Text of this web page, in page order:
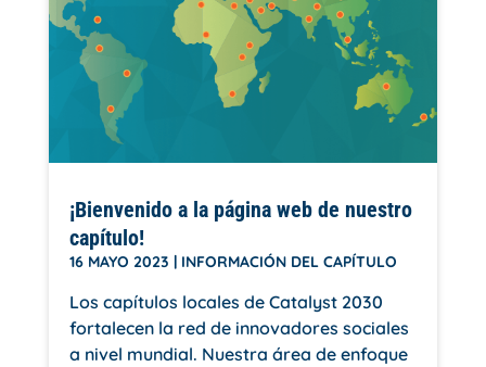
¡Bienvenido a la página web de nuestro
capítulo!
16 MAYO 2023 | INFORMACIÓN DEL CAPÍTULO
Los capítulos locales de Catalyst 2030
fortalecen la red de innovadores sociales
a nivel mundial. Nuestra área de enfoque